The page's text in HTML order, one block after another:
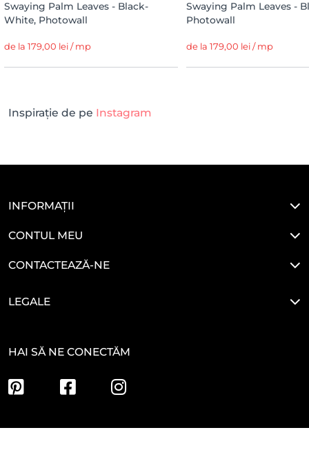
Swaying Palm Leaves - Black-
White, Photowall
de la 179,00 lei / mp
Swaying Palm Leaves -
Photowall
de la 179,00 lei / mp
Inspirație de pe Instagram
INFORMAȚII
CONTUL MEU
CONTACTEAZĂ-NE
LEGALE
HAI SĂ NE CONECTĂM